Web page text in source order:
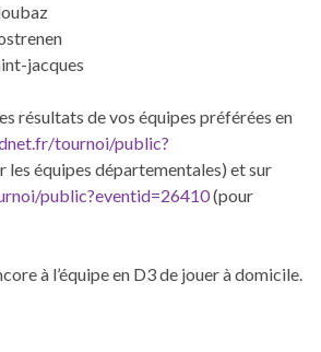
jacques
résultats de vos équipes préférées en
tournoi/public?
les équipes départementales) et sur
public?eventid=26410(pour
à l’équipe en D3 de jouer à domicile.